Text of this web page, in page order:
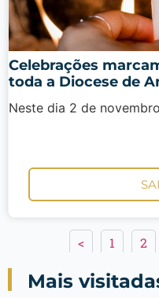
Celebrações
toda a Diocese de
Neste dia 2 de
< 1 2
Mais